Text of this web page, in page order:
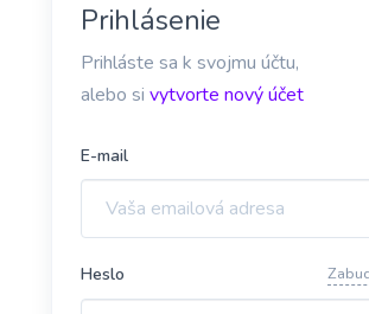
Prihlásenie
Prihláste sa k svojmu účtu,
alebo si vytvorte nový účet
E-mail
Heslo